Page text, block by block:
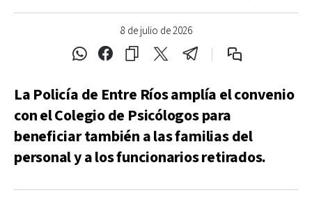
8 de julio de 2026
La Policía de Entre Ríos amplía el convenio
con el Colegio de Psicólogos para
beneficiar también a las familias del
personal y a los funcionarios retirados.